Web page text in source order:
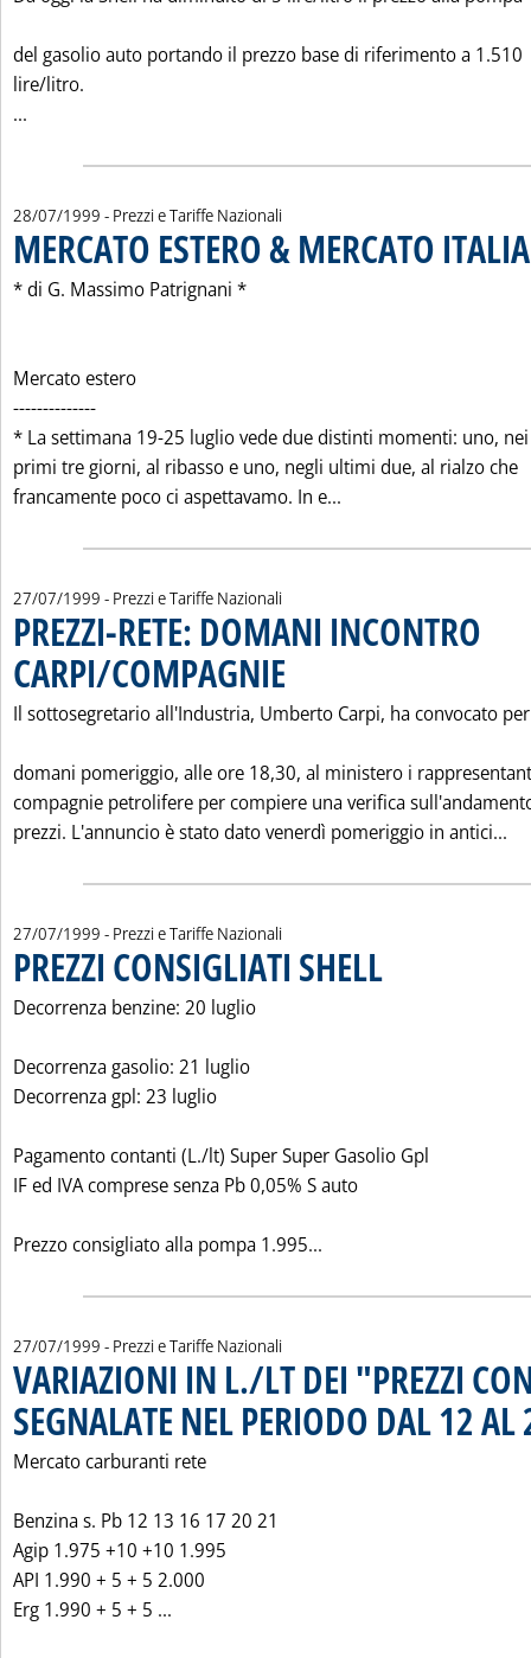
del gasolio auto portando il prezzo base di riferimento a 1.510
lire/litro.
...
28/07/1999 - Prezzi e Tariffe Nazionali
MERCATO ESTERO & MERCATO ITALIA
* di G. Massimo Patrignani *
Mercato estero
--------------
* La settimana 19-25 luglio vede due distinti momenti: uno, nei
primi tre giorni, al ribasso e uno, negli ultimi due, al rialzo che
francamente poco ci aspettavamo. In e...
27/07/1999 - Prezzi e Tariffe Nazionali
PREZZI-RETE: DOMANI INCONTRO
CARPI/COMPAGNIE
Il sottosegretario all'Industria, Umberto Carpi, ha convocato per
domani pomeriggio, alle ore 18,30, al ministero i
compagnie petrolifere per compiere una verifica
prezzi. L'annuncio è stato dato venerdì pomeriggio in antici...
27/07/1999 - Prezzi e Tariffe Nazionali
PREZZI CONSIGLIATI SHELL
Decorrenza benzine: 20 luglio
Decorrenza gasolio: 21 luglio
Decorrenza gpl: 23 luglio
Pagamento contanti (L./lt) Super Super Gasolio Gpl
IF ed IVA comprese senza Pb 0,05% S auto
Prezzo consigliato alla pompa 1.995...
27/07/1999 - Prezzi e Tariffe Nazionali
VARIAZIONI IN L./LT DEI "PREZZI
SEGNALATE NEL PERIODO DAL 12
Mercato carburanti rete
Benzina s. Pb 12 13 16 17 20 21
Agip 1.975 +10 +10 1.995
API 1.990 + 5 + 5 2.000
Erg 1.990 + 5 + 5 ...